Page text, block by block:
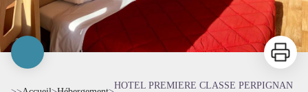
Imprimer
HOTEL PREMIERE CLASSE PERPIGNAN